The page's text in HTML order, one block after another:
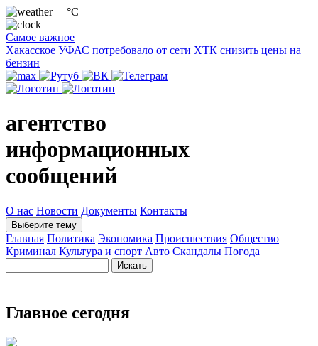
—°C
Самое важное
Хакасское УФАС потребовало от сети ХТК снизить цены на
бензин
агентство
информационных
сообщений
О нас Новости Документы Контакты
Выберите тему
Главная Политика Экономика Происшествия Общество
Криминал Культура и спорт Авто Скандалы Погода
Главное сегодня